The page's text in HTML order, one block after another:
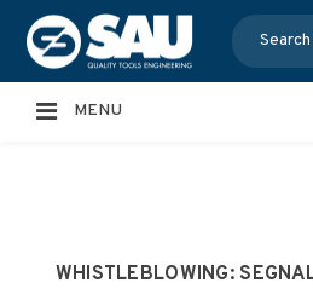
MENU
WHISTLEBLOWING: